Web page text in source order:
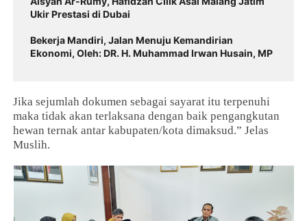
Ukir Prestasi di Dubai
Bekerja Mandiri, Jalan Menuju Kemandirian
Ekonomi, Oleh: DR. H. Muhammad Irwan Husain, MP
Jika sejumlah dokumen sebagai sayarat itu terpenuhi
maka tidak akan terlaksana dengan baik pengangkutan
hewan ternak antar kabupaten/kota dimaksud.” Jelas
Muslih.